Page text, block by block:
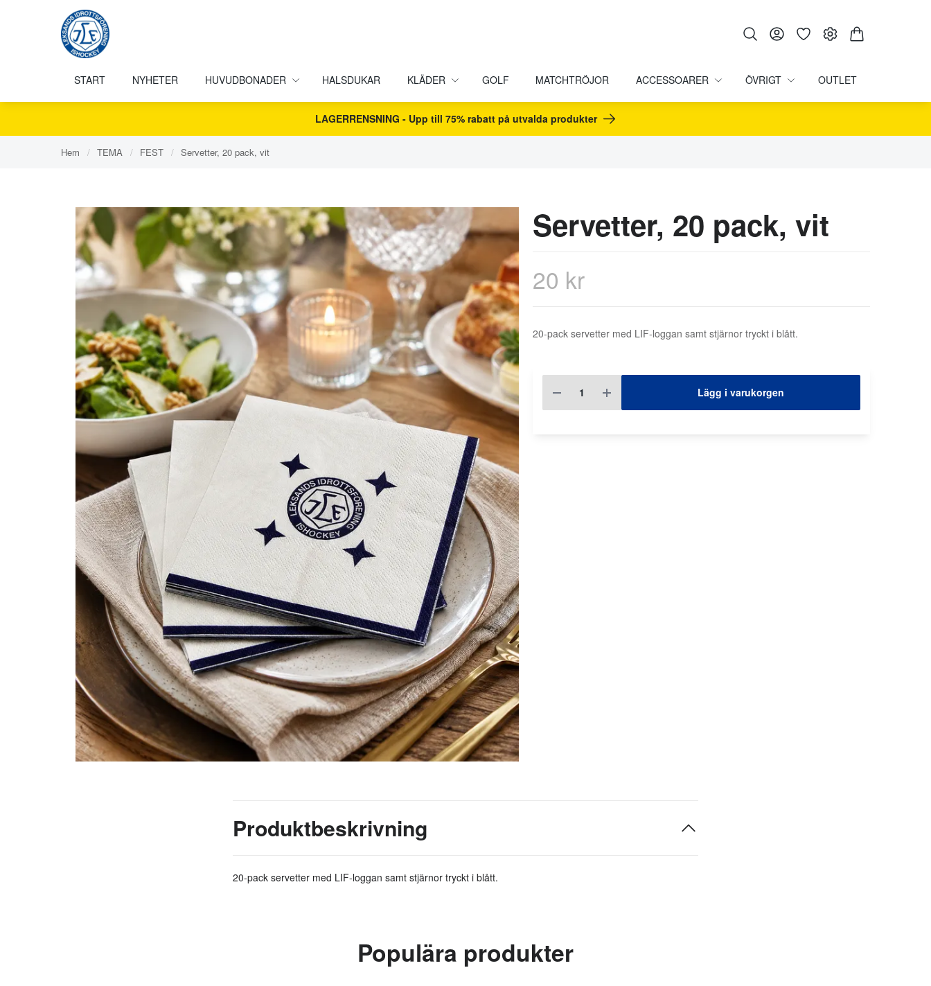
START NYHETER HUVUDBONADER HALSDUKAR KLÄDER GOLF MATCHTRÖJOR ACCESSOARER ÖVRIGT OUTLET
LAGERRENSNING - Upp till 75% rabatt på utvalda produkter
Hem / TEMA / FEST / Servetter, 20 pack, vit
Servetter, 20 pack, vit
20 kr
20-pack servetter med LIF-loggan samt stjärnor tryckt i blått.
Lägg i varukorgen
Produktbeskrivning
20-pack servetter med LIF-loggan samt stjärnor tryckt i blått.
Populära produkter